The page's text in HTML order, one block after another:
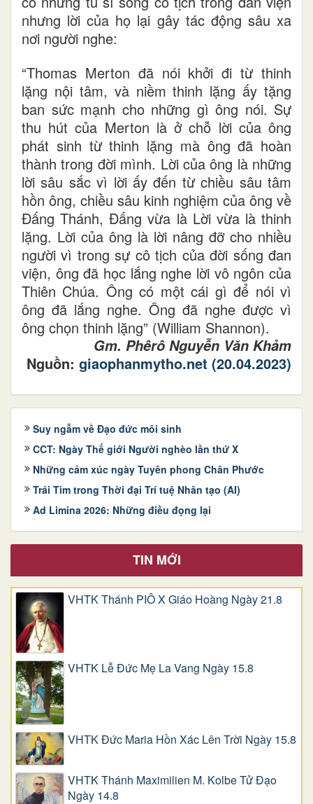
nhưng lời của họ lại gây tác động sâu xa
nơi người nghe:
“Thomas Merton đã nói khởi đi từ thinh
lặng nội tâm, và niềm thinh lặng ấy tặng
ban sức mạnh cho những gì ông nói. Sự
thu hút của Merton là ở chỗ lời của ông
phát sinh từ thinh lặng mà ông đã hoàn
thành trong đời mình. Lời của ông là những
lời sâu sắc vì lời ấy đến từ chiều sâu tâm
hồn ông, chiều sâu kinh nghiệm của ông về
Đấng Thánh, Đấng vừa là Lời vừa là thinh
lặng. Lời của ông là lời nâng đỡ cho nhiều
người vì trong sự cô tịch của đời sống đan
viện, ông đã học lắng nghe lời vô ngôn của
Thiên Chúa. Ông có một cái gì để nói vì
ông đã lắng nghe. Ông đã nghe được vì
ông chọn thinh lặng” (William Shannon).
Gm. Phêrô Nguyễn Văn Khảm
Nguồn: giaophanmytho.net (20.04.2023)
Suy ngẫm về Đạo đức môi sinh
CCT: Ngày Thế giới Người nghèo lần thứ X
Những cảm xúc ngày Tuyên phong Chân Phước
Trái Tim trong Thời đại Trí tuệ Nhân tạo (AI)
Ad Limina 2026: Những điều đọng lại
TIN MỚI
VHTK Thánh PIÔ X Giáo Hoàng Ngày 21.8
VHTK Lễ Đức Mẹ La Vang Ngày 15.8
VHTK Đức Maria Hồn Xác Lên Trời Ngày 15.8
VHTK Thánh Maximilien M. Kolbe Tử Đạo
Ngày 14.8